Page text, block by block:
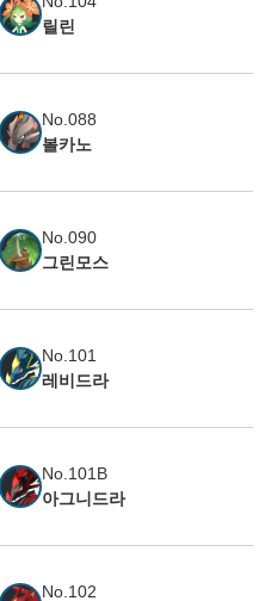
릴린
No.088
볼카노
No.090
그린모스
No.101
레비드라
No.101B
아그니드라
No.102